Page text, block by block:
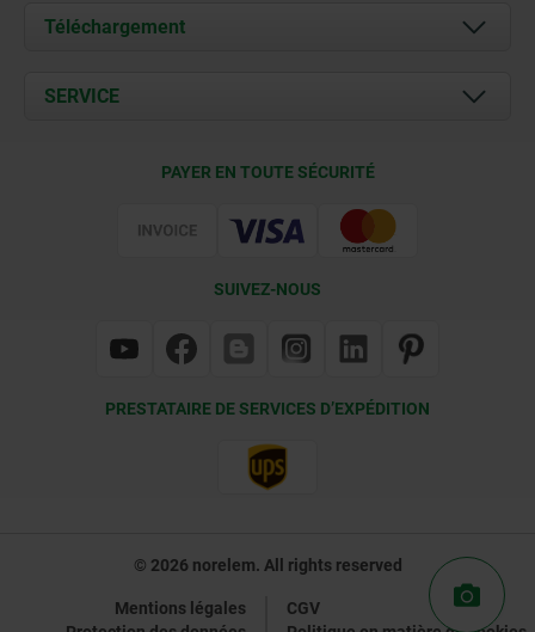
À propos de nous
Contact
Téléchargement
Documents
SERVICE
PAYER EN TOUTE SÉCURITÉ
SUIVEZ-NOUS
PRESTATAIRE DE SERVICES D’EXPÉDITION
© 2026 norelem. All rights reserved
Mentions légales
CGV